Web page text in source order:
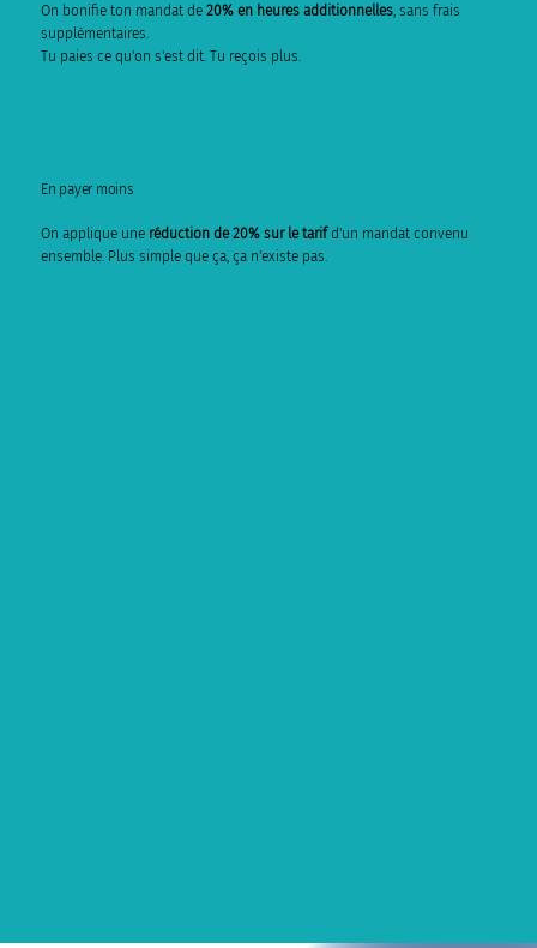
On bonifie ton mandat de 20% en heures additionnelles, sans frais
supplémentaires.
Tu paies ce qu'on s'est dit. Tu reçois plus.
On applique une réduction de 20% sur le tarif d'un mandat convenu
ensemble. Plus simple que ça, ça n'existe pas.
En payer moins